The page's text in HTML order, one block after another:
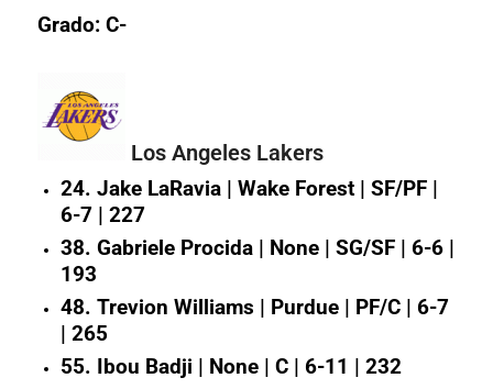
Grado: C-
Los Angeles Lakers
24. Jake LaRavia | Wake Forest | SF/PF |
6-7 | 227
38. Gabriele Procida | None | SG/SF | 6-6 |
193
48. Trevion Williams | Purdue | PF/C | 6-7
| 265
55. Ibou Badji | None | C | 6-11 | 232